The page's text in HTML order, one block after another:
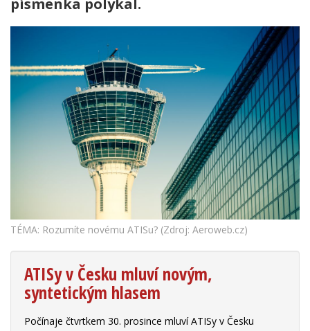
písmenka polykal.
TÉMA: Rozumíte novému ATISu? (Zdroj: Aeroweb.cz)
ATISy v Česku mluví novým,
syntetickým hlasem
Počínaje čtvrtkem 30. prosince mluví ATISy v Česku